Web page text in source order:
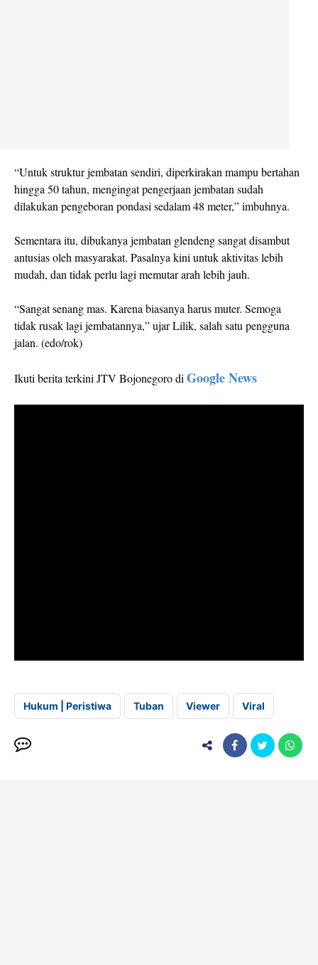
“Untuk struktur jembatan sendiri, diperkirakan mampu bertahan
hingga 50 tahun, mengingat pengerjaan jembatan sudah
dilakukan pengeboran pondasi sedalam 48 meter,” imbuhnya.
Sementara itu, dibukanya jembatan glendeng sangat disambut
antusias oleh masyarakat. Pasalnya kini untuk aktivitas lebih
mudah, dan tidak perlu lagi memutar arah lebih jauh.
“Sangat senang mas. Karena biasanya harus muter. Semoga
tidak rusak lagi jembatannya,” ujar Lilik, salah satu pengguna
jalan. (edo/rok)
Ikuti berita terkini JTV Bojonegoro di Google News
Hukum | Peristiwa Tuban Viewer Viral